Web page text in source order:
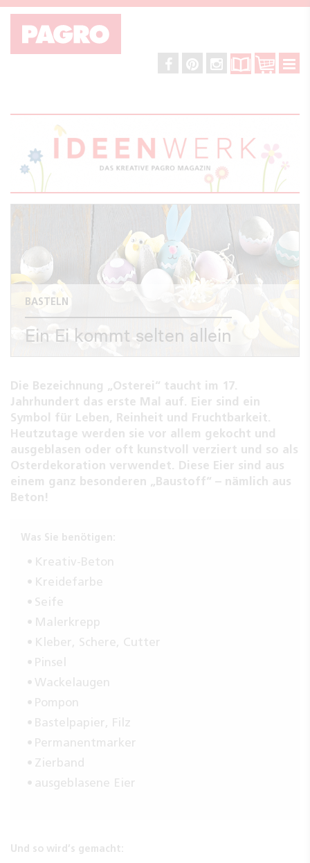
BASTELN
Ein Ei kommt selten allein
Die Bezeichnung „Osterei“ taucht im 17.
Jahrhundert das erste Mal auf. Eier sind ein
Symbol für Leben, Reinheit und Fruchtbarkeit.
Heutzutage werden sie vor allem gekocht und
ausgeblasen oder oft kunstvoll verziert und so als
Osterdekoration verwendet. Diese Eier sind aus
einem ganz besonderen „Baustoff“ – nämlich aus
Beton!
Was Sie benötigen:
Kreativ-Beton
Kreidefarbe
Seife
Malerkrepp
Kleber, Schere, Cutter
Pinsel
Wackelaugen
Pompon
Bastelpapier, Filz
Permanentmarker
Zierband
ausgeblasene Eier
Und so wird’s gemacht: